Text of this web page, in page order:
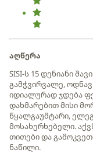
აღწერა
SISI-ს 15 დენიანი
გამჭვირვალე,
იდიალურად ჯდება
დახმარებით მისი
წყალგაუმტარი,
მოსახერხებელი.
თითები და
ნაწილი.